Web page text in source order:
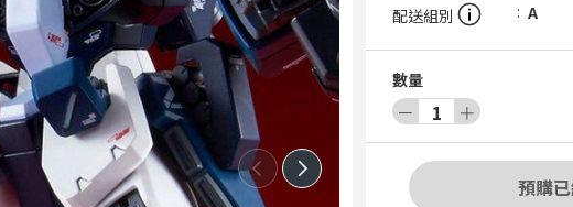
配送組別
A
數量
－ 1 ＋
預購